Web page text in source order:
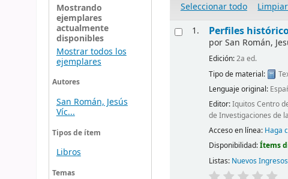
Mostrando
ejemplares
actualmente
disponibles
Mostrar todos los
ejemplares
Autores
San Román, Jesús
Víc...
Tipos de ítem
Libros
Temas
Seleccionar todo
1. Perfiles
porSan Román,
Edición:2a ed.
Tipo de material:
Lenguaje original:
Editor:Iquitos Centro
de Investigaciones de
Acceso en línea: Haga
Disponibilidad:Ítems
Listas: Nuevos Ingresos